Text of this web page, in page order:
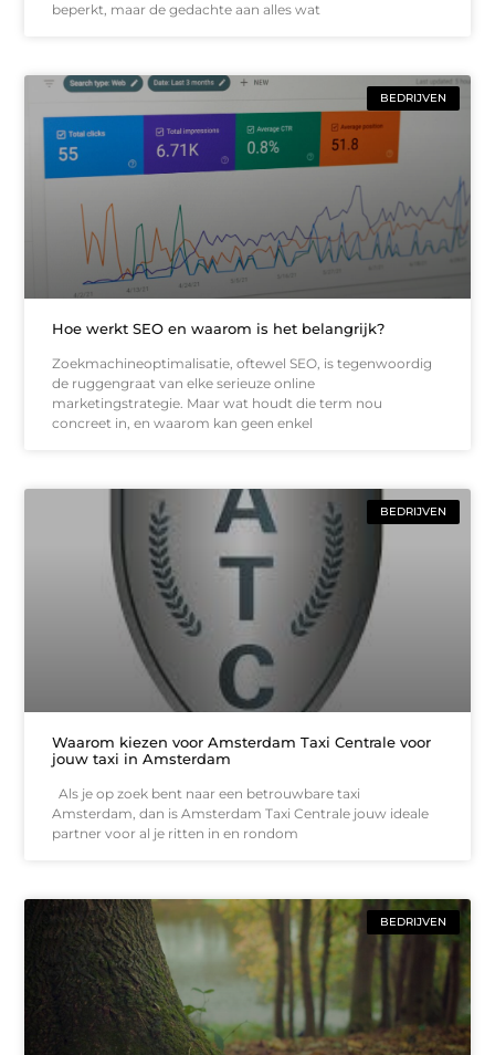
beperkt, maar de gedachte aan alles wat
BEDRIJVEN
Hoe werkt SEO en waarom is het belangrijk?
Zoekmachineoptimalisatie, oftewel SEO, is tegenwoordig
de ruggengraat van elke serieuze online
marketingstrategie. Maar wat houdt die term nou
concreet in, en waarom kan geen enkel
BEDRIJVEN
Waarom kiezen voor Amsterdam Taxi Centrale voor
jouw taxi in Amsterdam
Als je op zoek bent naar een betrouwbare taxi
Amsterdam, dan is Amsterdam Taxi Centrale jouw ideale
partner voor al je ritten in en rondom
BEDRIJVEN